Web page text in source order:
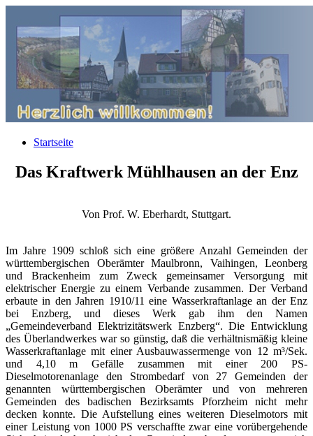
Startseite
Das Kraftwerk Mühlhausen an der Enz
Von Prof. W. Eberhardt, Stuttgart.
Im Jahre 1909 schloß sich eine größere Anzahl Gemeinden der
württembergischen Oberämter Maulbronn, Vaihingen, Leonberg
und Brackenheim zum Zweck gemeinsamer Versorgung mit
elektrischer Energie zu einem Verbande zusammen. Der Verband
erbaute in den Jahren 1910/11 eine Wasserkraftanlage an der Enz
bei Enzberg, und dieses Werk gab ihm den Namen
„Gemeindeverband Elektrizitätswerk Enzberg“. Die Entwicklung
des Überlandwerkes war so günstig, daß die verhältnismäßig kleine
Wasserkraftanlage mit einer Ausbauwassermenge von 12 m³/Sek.
und 4,10 m Gefälle zusammen mit einer 200 PS-
Dieselmotorenanlage den Strombedarf von 27 Gemeinden der
genannten württembergischen Oberämter und von mehreren
Gemeinden des badischen Bezirksamts Pforzheim nicht mehr
decken konnte. Die Aufstellung eines weiteren Dieselmotors mit
einer Leistung von 1000 PS verschaffte zwar eine vorübergehende